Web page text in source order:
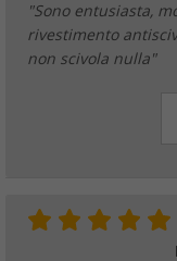
"Sono entusiasta,
rivestimento
non scivola nulla"